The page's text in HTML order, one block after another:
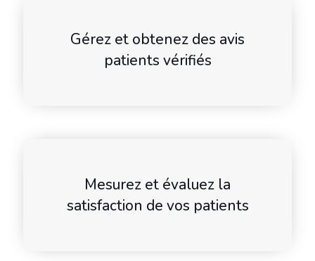
Gérez et obtenez des avis
patients vérifiés
Mesurez et évaluez la
satisfaction de vos patients